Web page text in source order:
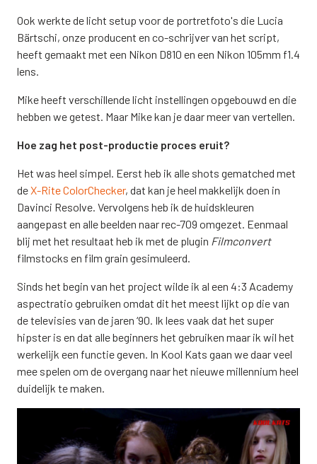
Ook werkte de licht setup voor de portretfoto's die Lucia
Bärtschi, onze producent en co-schrijver van het script,
heeft gemaakt met een Nikon D810 en een Nikon 105mm f1.4
lens.
Mike heeft verschillende licht instellingen opgebouwd en die
hebben we getest. Maar Mike kan je daar meer van vertellen.
Hoe zag het post-productie proces eruit?
Het was heel simpel. Eerst heb ik alle shots gematched met
deX-Rite ColorChecker, dat kan je heel makkelijk doen in
Davinci Resolve. Vervolgens heb ik de huidskleuren
aangepast en alle beelden naar rec-709 omgezet. Eenmaal
blij met het resultaat heb ik met de plugin Filmconvert
filmstocks en film grain gesimuleerd.
Sinds het begin van het project wilde ik al een 4:3 Academy
aspectratio gebruiken omdat dit het meest lijkt op die van
de televisies van de jaren ‘90. Ik lees vaak dat het super
hipster is en dat alle beginners het gebruiken maar ik wil het
werkelijk een functie geven. In Kool Kats gaan we daar veel
mee spelen om de overgang naar het nieuwe millennium heel
duidelijk te maken.